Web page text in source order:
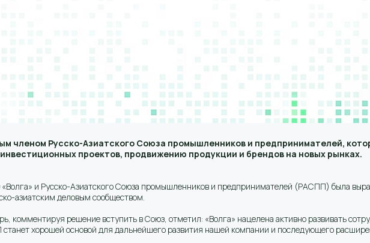
членом Русско-Азиатского Союза промышленников и предпринимателей,
проектов, продвижению продукции и брендов на новых рынках.
и Русско-Азиатского Союза промышленников и предпринимателей (РАСПП) была
азиатским деловым сообществом.
комментируя решение вступить в Союз, отметил: «Волга» нацелена активно развивать
хорошей основой для дальнейшего развития нашей компании и последующего